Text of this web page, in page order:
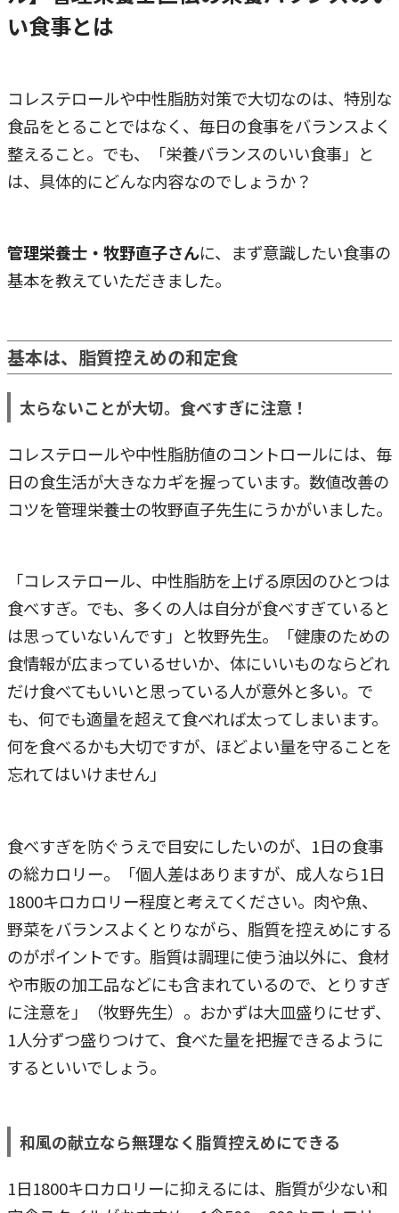
い食事とは
コレステロールや中性脂肪対策で大切なのは、特別な
食品をとることではなく、毎日の食事をバランスよく
整えること。でも、「栄養バランスのいい食事」と
は、具体的にどんな内容なのでしょうか？
管理栄養士・牧野直子さんに、まず意識したい食事の
基本を教えていただきました。
基本は、脂質控えめの和定食
太らないことが大切。食べすぎに注意！
コレステロールや中性脂肪値のコントロールには、毎
日の食生活が大きなカギを握っています。数値改善の
コツを管理栄養士の牧野直子先生にうかがいました。
「コレステロール、中性脂肪を上げる原因のひとつは
食べすぎ。でも、多くの人は自分が食べすぎていると
は思っていないんです」と牧野先生。「健康のための
食情報が広まっているせいか、体にいいものならどれ
だけ食べてもいいと思っている人が意外と多い。で
も、何でも適量を超えて食べれば太ってしまいます。
何を食べるかも大切ですが、ほどよい量を守ることを
忘れてはいけません」
食べすぎを防ぐうえで目安にしたいのが、1日の食事
の総カロリー。「個人差はありますが、成人なら1日
1800キロカロリー程度と考えてください。肉や魚、
野菜をバランスよくとりながら、脂質を控えめにする
のがポイントです。脂質は調理に使う油以外に、食材
や市販の加工品などにも含まれているので、とりすぎ
に注意を」（牧野先生）。おかずは大皿盛りにせず、
1人分ずつ盛りつけて、食べた量を把握できるように
するといいでしょう。
和風の献立なら無理なく脂質控えめにできる
1日1800キロカロリーに抑えるには、脂質が少ない和